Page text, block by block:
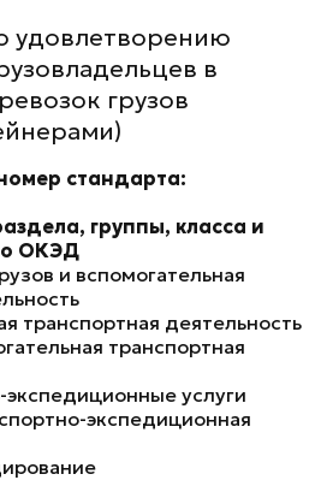
удовлетворению
в
грузов
стандарта:
группы, класса и
ОКЭД
и вспомогательная
транспортная деятельность
транспортная
экспедиционные услуги
экспедиционная